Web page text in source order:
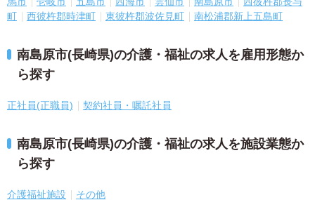
町
西彼杵郡時津町 東彼杵郡波佐見町 南松浦郡新上五島町
南島原市(長崎県)の介護・福祉の求人を雇用形態か
ら探す
正社員(正職員) 契約社員・嘱託社員
南島原市(長崎県)の介護・福祉の求人を施設業態か
ら探す
介護福祉施設 その他